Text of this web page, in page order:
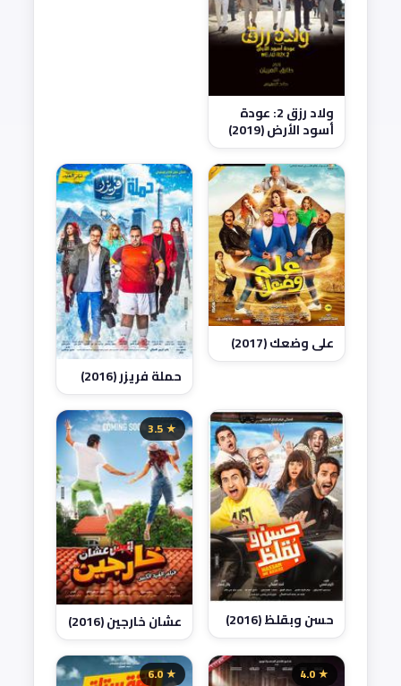
ولاد رزق 2: عودة
أسود الأرض (2019)
على وضعك (2017)
حملة فريزر (2016)
حسن وبقلظ (2016)
★ 3.5
عشان خارجين (2016)
★ 4.0
★ 6.0